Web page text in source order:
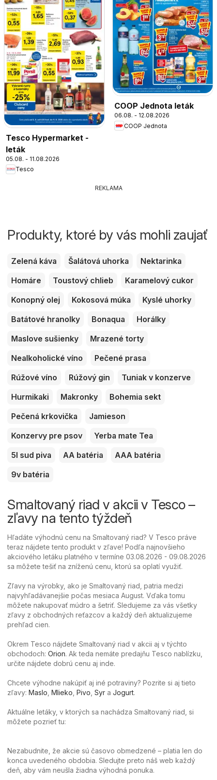
Tesco Hypermarket -
leták
05.08. - 11.08.2026
Tesco
COOP Jednota leták
06.08. - 12.08.2026
COOP Jednota
REKLAMA
Produkty, ktoré by vás mohli zaujať
Zelená káva Šalátová uhorka
Nektarinka
Homáre
Toustový chlieb
Karamelový cukor
Konopný olej
Kokosová múka
Kyslé uhorky
Batátové hranolky
Bonaqua
Horálky
Maslove sušienky
Mrazené torty
Nealkoholické víno
Pečené prasa
Rúžové víno
Rúžový gin
Tuniak v konzerve
Hurmikaki
Makronky
Bohemia sekt
Pečená krkovička
Jamieson
Konzervy pre psov
Yerba mate Tea
5l sud piva
AA batéria
AAA batéria
9v batéria
Smaltovaný riad v akcii v Tesco –
zľavy na tento týždeň
Hľadáte výhodnú cenu na Smaltovaný riad? V Tesco práve
teraz nájdete tento produkt v zľave! Podľa najnovšieho
akciového letáku platného v termíne 03.08.2026 - 09.08.2026
sa môžete tešiť na zníženú cenu, ktorú sa oplatí využiť.
Zľavy na výrobky, ako je Smaltovaný riad, patria medzi
najvyhľadávanejšie počas mesiaca August. Vďaka tomu
môžete nakupovať múdro a šetriť. Sledujeme za vás všetky
zľavy z obchodných reťazcov a každý deň aktualizujeme
prehľad cien.
Okrem Tesco nájdete Smaltovaný riad v akcii aj v týchto
obchodoch: Orion. Ak teda nemáte predajňu Tesco nablízku,
určite nájdete dobrú cenu aj inde.
Chcete výhodne nakúpiť aj iné potraviny? Pozrite si aj tieto
zľavy: Maslo Mlieko Pivo Syr a Jogurt.
Aktuálne letáky, v ktorých sa nachádza Smaltovaný riad, si
môžete pozrieť tu:
Nezabudnite, že akcie sú časovo obmedzené – platia len do
konca uvedeného obdobia. Sledujte preto náš web každý
deň, aby vám neušla žiadna výhodná ponuka.